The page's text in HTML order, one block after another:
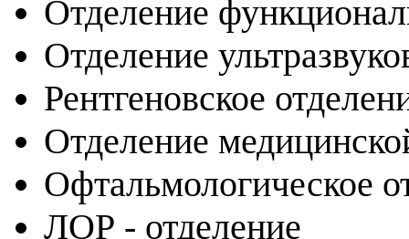
Отделение
Отделение
Рентгеновское
Отделение
Офтальмологическое
ЛОР - отделение